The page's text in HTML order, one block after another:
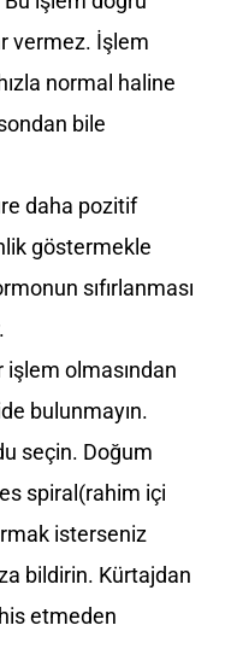
vermez. İşlem
normal haline
bile
daha pozitif
göstermekle
sıfırlanması
işlem olmasından
bulunmayın.
seçin. Doğum
spiral(rahim içi
isterseniz
bildirin. Kürtajdan
etmeden